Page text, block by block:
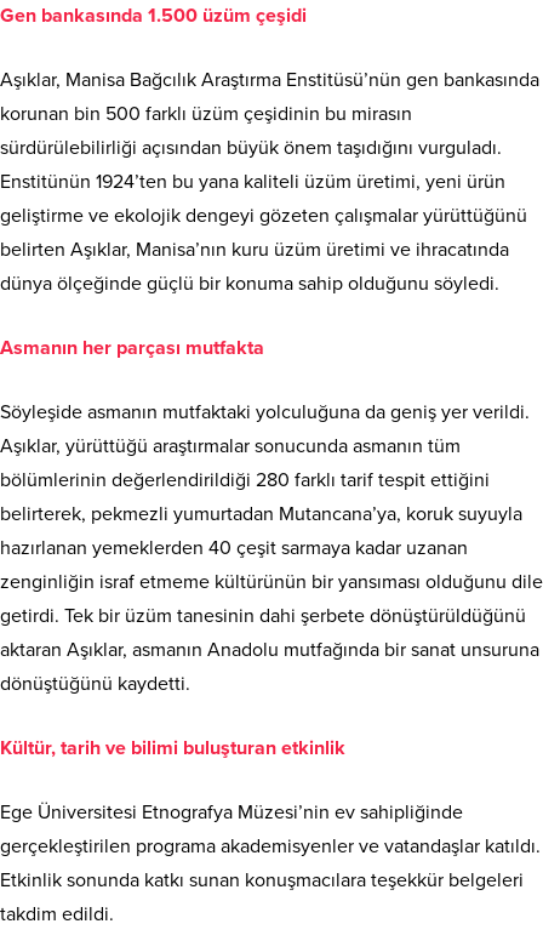
Gen bankasında 1.500 üzüm çeşidi
Aşıklar, Manisa Bağcılık Araştırma Enstitüsü’nün gen bankasında
korunan bin 500 farklı üzüm çeşidinin bu mirasın
sürdürülebilirliği açısından büyük önem taşıdığını vurguladı.
Enstitünün 1924’ten bu yana kaliteli üzüm üretimi, yeni ürün
geliştirme ve ekolojik dengeyi gözeten çalışmalar yürüttüğünü
belirten Aşıklar, Manisa’nın kuru üzüm üretimi ve ihracatında
dünya ölçeğinde güçlü bir konuma sahip olduğunu söyledi.
Asmanın her parçası mutfakta
Söyleşide asmanın mutfaktaki yolculuğuna da geniş yer verildi.
Aşıklar, yürüttüğü araştırmalar sonucunda asmanın tüm
bölümlerinin değerlendirildiği 280 farklı tarif tespit ettiğini
belirterek, pekmezli yumurtadan Mutancana’ya, koruk suyuyla
hazırlanan yemeklerden 40 çeşit sarmaya kadar uzanan
zenginliğin israf etmeme kültürünün bir yansıması olduğunu dile
getirdi. Tek bir üzüm tanesinin dahi şerbete dönüştürüldüğünü
aktaran Aşıklar, asmanın Anadolu mutfağında bir sanat unsuruna
dönüştüğünü kaydetti.
Kültür, tarih ve bilimi buluşturan etkinlik
Ege Üniversitesi Etnografya Müzesi’nin ev sahipliğinde
gerçekleştirilen programa akademisyenler ve vatandaşlar katıldı.
Etkinlik sonunda katkı sunan konuşmacılara teşekkür belgeleri
takdim edildi.